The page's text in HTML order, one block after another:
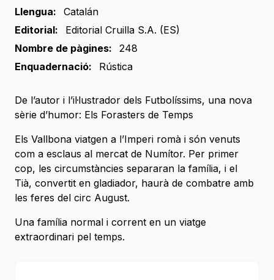
Llengua:
Catalán
Editorial:
Editorial Cruilla S.A. (ES)
Nombre de pàgines:
248
Enquadernació:
Rústica
De l’autor i l’il·lustrador dels Futbolíssims, una nova
sèrie d’humor: Els Forasters de Temps
Els Vallbona viatgen a l’Imperi romà i són venuts
com a esclaus al mercat de Numítor. Per primer
cop, les circumstàncies separaran la família, i el
Tià, convertit en gladiador, haurà de combatre amb
les feres del circ August.
Una família normal i corrent en un viatge
extraordinari pel temps.